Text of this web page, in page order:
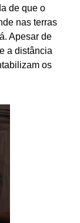
de que o
nas terras
Apesar de
a distância
os